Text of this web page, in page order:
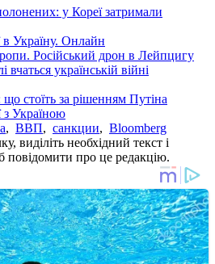
у Кореї затримали
в Україну. Онлайн
Російський дрон в Лейпцигу
вчаться українській війні
стоїть за рішенням Путіна
з Україною
, ВВП, санкции, Bloomberg
виділіть необхідний текст і
повідомити про це редакцію.